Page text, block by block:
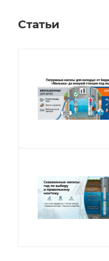
Статьи